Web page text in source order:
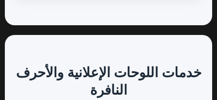
خدمات اللوحات الإعلانية والأحرف
النافرة